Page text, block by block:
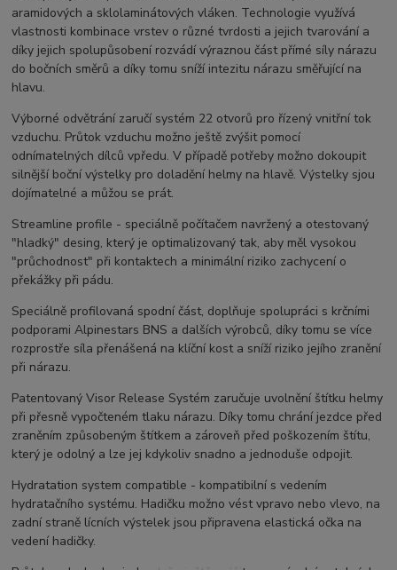
aramidových a sklolaminátových vláken. Technologie využívá
vlastnosti kombinace vrstev o různé tvrdosti a jejich tvarování a
díky jejich spolupůsobení rozvádí výraznou část přímé síly nárazu
do bočních směrů a díky tomu sníží intezitu nárazu směřující na
hlavu.
Výborné odvětrání zaručí systém 22 otvorů pro řízený vnitřní tok
vzduchu. Průtok vzduchu možno ještě zvýšit pomocí
odnímatelných dílců vpředu. V případě potřeby možno dokoupit
silnější boční výstelky pro doladění helmy na hlavě. Výstelky sjou
dojímatelné a můžou se prát.
Streamline profile - speciálně počítačem navržený a otestovaný
"hladký" desing, který je optimalizovaný tak, aby měl vysokou
"průchodnost" při kontaktech a minimální riziko zachycení o
překážky při pádu.
Speciálně profilovaná spodní část, doplňuje spolupráci s krčními
podporami Alpinestars BNS a dalších výrobců, díky tomu se více
rozprostře síla přenášená na klíční kost a sníží riziko jejího zranění
při nárazu.
Patentovaný Visor Release Systém zaručuje uvolnění štítku helmy
při přesně vypočteném tlaku nárazu. Díky tomu chrání jezdce před
zraněním způsobeným štítkem a zároveň před poškozením štítu,
který je odolný a lze jej kdykoliv snadno a jednoduše odpojit.
Hydratation system compatible - kompatibilní s vedením
hydratačního systému. Hadičku možno vést vpravo nebo vlevo, na
zadní straně lícních výstelek jsou připravena elastická očka na
vedení hadičky.